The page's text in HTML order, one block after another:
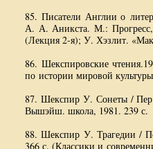
85. Писатели Англии о
А. А. Аникста. М.:
(Лекция 2-я); У. Хэзлит.
86. Шекспировские
по истории мировой
87. Шекспир У. Сонеты /
Вышэйш. школа, 1981. 239 с.
88. Шекспир У. Трагедии /
366 с. (Классики и